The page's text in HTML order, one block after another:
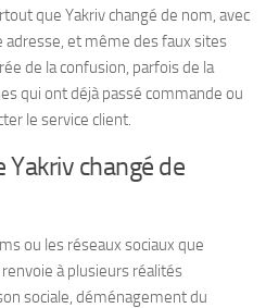
que Yakriv changé de nom, avec
adresse, et même des faux sites
de la confusion, parfois de la
qui ont déjà passé commande ou
le service client.
changé de
ou les réseaux sociaux que
à plusieurs réalités
sociale, déménagement du